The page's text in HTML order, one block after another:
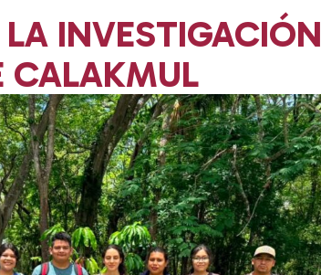
INVESTIGACIÓN
CALAKMUL